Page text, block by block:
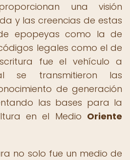
una visión
y las creencias de estas
epopeyas como la de
legales como el de
fue el vehículo a
se transmitieron las
de generación
las bases para la
en el Medio Oriente
no solo fue un medio de